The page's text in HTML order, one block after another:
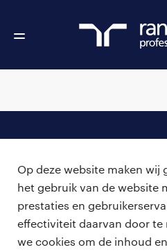
Op deze website maken wij
het gebruik van de website
prestaties en
effectiviteit daarvan door te
we cookies om de inhoud
vacatures
zzp-opdrachten
careers for expats
voor opdrachtgevers
algemene voorwaarden
over ons